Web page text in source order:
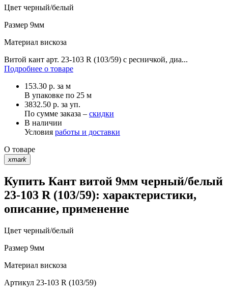
Цвет черный/белый
Размер 9мм
Материал вискоза
Витой кант арт. 23-103 R (103/59) с ресничкой, диа...
Подробнее о товаре
153.30 р. за м
В упаковке по 25 м
3832.50 р. за уп.
По сумме заказа – скидки
В наличии
Условия работы и доставки
О товаре
xmark
Купить Кант витой 9мм черный/белый
23-103 R (103/59): характеристики,
описание, применение
Цвет черный/белый
Размер 9мм
Материал вискоза
Артикул 23-103 R (103/59)